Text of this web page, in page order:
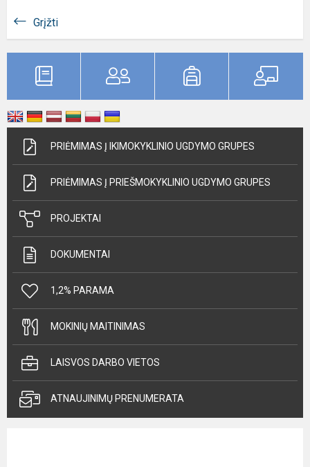
Grįžti
PRIĖMIMAS Į IKIMOKYKLINIO UGDYMO GRUPES
PRIĖMIMAS Į PRIEŠMOKYKLINIO UGDYMO GRUPES
PROJEKTAI
DOKUMENTAI
1,2% PARAMA
MOKINIŲ MAITINIMAS
LAISVOS DARBO VIETOS
ATNAUJINIMŲ PRENUMERATA